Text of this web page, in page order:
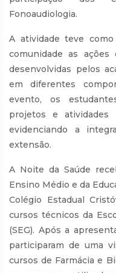
Fonoaudiologia.
A atividade teve
comunidade as ações
desenvolvidas pelos
em diferentes
evento, os
projetos e atividades
evidenciando a
extensão.
A Noite da Saúde
Ensino Médio e da
Colégio Estadual
cursos técnicos da
(SEG). Após a
participaram de uma
cursos de Farmácia e